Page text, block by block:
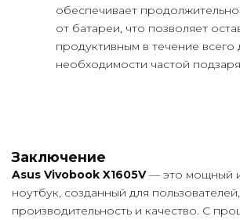
обеспечивает
от батареи, что позволяет
продуктивным в течение всего
необходимости частой
Заключение
Asus Vivobook X1605V— это мощный
ноутбук, созданный для
производительность и качество. С